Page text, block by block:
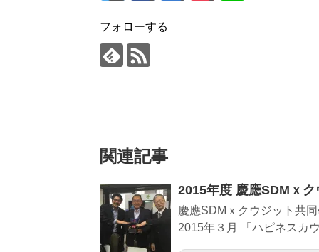
フォローする
関連記事
2015年度 慶應SDMｘ
慶應SDMｘクウジット共
2015年３月 「ハピネスカ